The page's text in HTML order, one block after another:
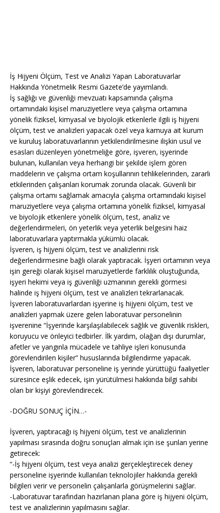
İş Hijyeni Ölçüm, Test ve Analizi Yapan Laboratuvarlar
Hakkında Yönetmelik Resmi Gazete’de yayımlandı.
İş sağlığı ve güvenliği mevzuatı kapsamında çalışma
ortamındaki kişisel maruziyetlere veya çalışma ortamına
yönelik fiziksel, kimyasal ve biyolojik etkenlerle ilgili iş hijyeni
ölçüm, test ve analizleri yapacak özel veya kamuya ait kurum
ve kuruluş laboratuvarlarının yetkilendirilmesine ilişkin usul ve
esasları düzenleyen yönetmeliğe göre, işveren, işyerinde
bulunan, kullanılan veya herhangi bir şekilde işlem gören
maddelerin ve çalışma ortam koşullarının tehlikelerinden, zararlı
etkilerinden çalışanları korumak zorunda olacak. Güvenli bir
çalışma ortamı sağlamak amacıyla çalışma ortamındaki kişisel
maruziyetlere veya çalışma ortamına yönelik fiziksel, kimyasal
ve biyolojik etkenlere yönelik ölçüm, test, analiz ve
değerlendirmeleri, ön yeterlik veya yeterlik belgesini haiz
laboratuvarlara yaptırmakla yükümlü olacak.
İşveren, iş hijyeni ölçüm, test ve analizlerini risk
değerlendirmesine bağlı olarak yaptıracak. İşyeri ortamının veya
işin gereği olarak kişisel maruziyetlerde farklılık oluştuğunda,
işyeri hekimi veya iş güvenliği uzmanının gerekli görmesi
halinde iş hijyeni ölçüm, test ve analizleri tekrarlanacak.
İşveren laboratuvarlardan işyerine iş hijyeni ölçüm, test ve
analizleri yapmak üzere gelen laboratuvar personelinin
işverenine “İşyerinde karşılaşılabilecek sağlık ve güvenlik riskleri,
koruyucu ve önleyici tedbirler. İlk yardım, olağan dışı durumlar,
afetler ve yangınla mücadele ve tahliye işleri konusunda
görevlendirilen kişiler” hususlarında bilgilendirme yapacak.
İşveren, laboratuvar personeline iş yerinde yürüttüğü faaliyetler
süresince eşlik edecek, işin yürütülmesi hakkında bilgi sahibi
olan bir kişiyi görevlendirecek.
-DOĞRU SONUÇ İÇİN…-
İşveren, yaptıracağı iş hijyeni ölçüm, test ve analizlerinin
yapılması sırasında doğru sonuçları almak için ise şunları yerine
getirecek:
“-İş hijyeni ölçüm, test veya analizi gerçekleştirecek deney
personeline işyerinde kullanılan teknolojiler hakkında gerekli
bilgileri verir ve personelin çalışanlarla görüşmelerini sağlar.
-Laboratuvar tarafından hazırlanan plana göre iş hijyeni ölçüm,
test ve analizlerinin yapılmasını sağlar.